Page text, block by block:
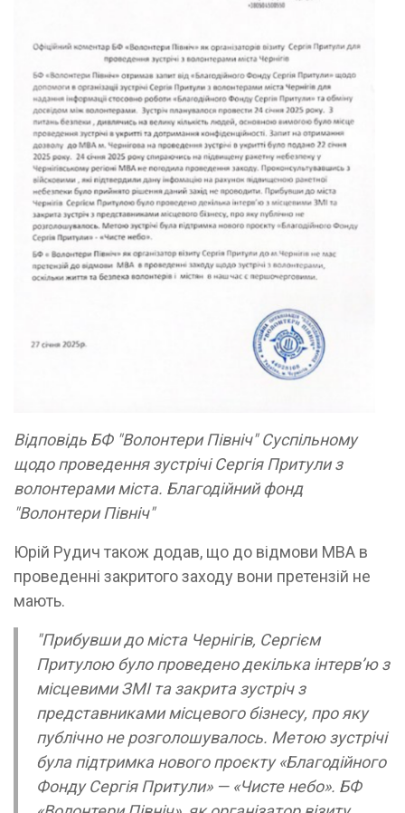
Відповідь БФ "Волонтери Північ" Суспільному
щодо проведення зустрічі Сергія Притули з
волонтерами міста. Благодійний фонд
"Волонтери Північ"
Юрій Рудич також додав, що до відмови МВА в
проведенні закритого заходу вони претензій не
мають.
"Прибувши до міста Чернігів, Сергієм
Притулою було проведено декілька інтерв’ю з
місцевими ЗМІ та закрита зустріч з
представниками місцевого бізнесу, про яку
публічно не розголошувалось. Метою зустрічі
була підтримка нового проєкту «Благодійного
Фонду Сергія Притули» — «Чисте небо». БФ